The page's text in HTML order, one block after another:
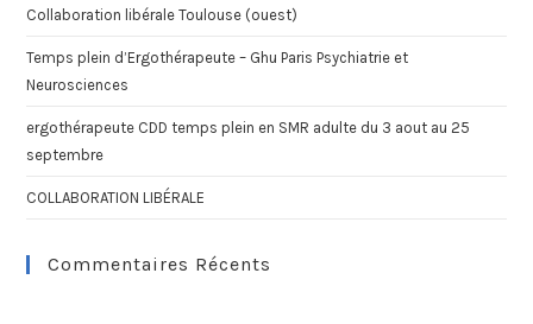
Collaboration libérale Toulouse (ouest)
Temps plein d’Ergothérapeute – Ghu Paris Psychiatrie et
Neurosciences
ergothérapeute CDD temps plein en SMR adulte du 3 aout au 25
septembre
COLLABORATION LIBÉRALE
Commentaires Récents